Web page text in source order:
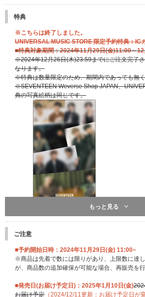
特典
※こちらは終了しました。
UNIVERSAL MUSIC STORE 限定予約特典：IC
■特典対象期間：2024年11月29日(金)11:00～
※2024年12月26日(木)23:59までにご注文完了
なります。
※特典は数量限定のため、期間内であっても無
※SEVENTEEN Weverse Shop JAPAN、
典の写真絵柄は同じです。
もっと見る
ご注意
■予約開始日時：2024年11月29日(金) 11:00~
※商品は先着で数には限りがあり、上限数に達
が、商品数の追加確保が可能な場合、再販売を
■発売日(お届け予定日)：2025年1月10日(金)
お届け予定 （2024/12/11更新：お届け予定日が